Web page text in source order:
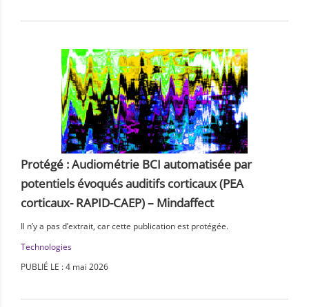
Protégé : Audiométrie BCI automatisée par
potentiels évoqués auditifs corticaux (PEA
corticaux- RAPID-CAEP) – Mindaffect
Il n’y a pas d’extrait, car cette publication est protégée.
Technologies
PUBLIÉ LE : 4 mai 2026